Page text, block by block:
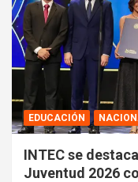
EDUCACIÓN
INTEC se
Juventud 2026